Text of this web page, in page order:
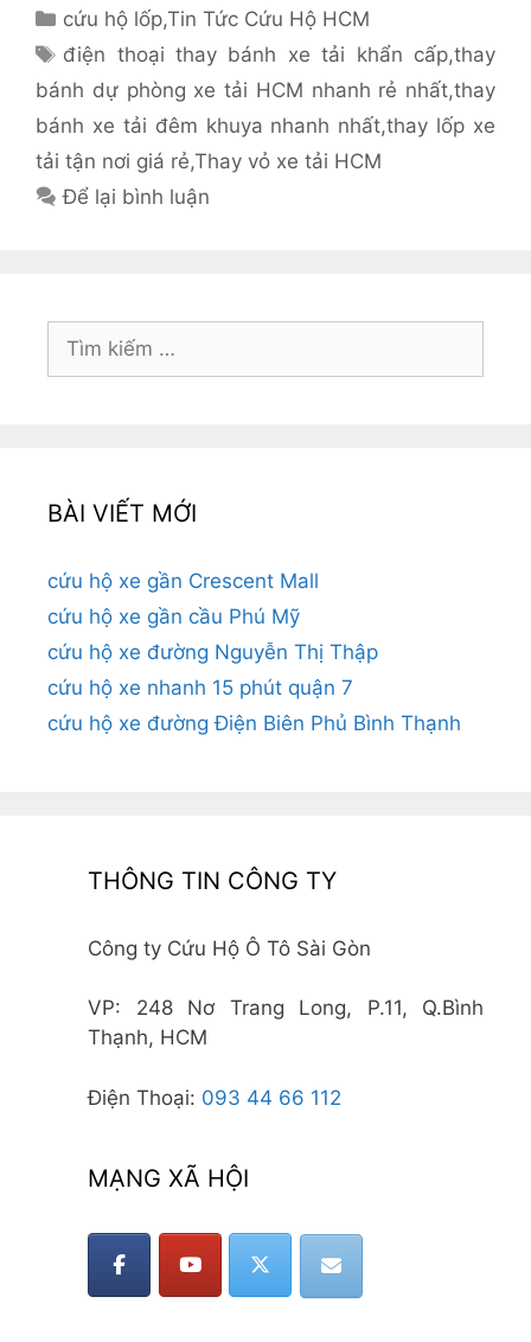
Danh
mục
cứu hộ lốp,Tin Tức Cứu Hộ HCM
Thẻ
điện thoại thay bánh xe tải khẩn cấp,thay
bánh dự phòng xe tải HCM nhanh rẻ nhất,thay
bánh xe tải đêm khuya nhanh nhất,thay lốp xe
tải tận nơi giá rẻ,Thay vỏ xe tải HCM
Để lại bình luận
Tìm
kiếm
BÀI VIẾT MỚI
cứu hộ xe gần Crescent Mall
cứu hộ xe gần cầu Phú Mỹ
cứu hộ xe đường Nguyễn Thị Thập
cứu hộ xe nhanh 15 phút quận 7
cứu hộ xe đường Điện Biên Phủ Bình Thạnh
THÔNG TIN CÔNG TY
Công ty Cứu Hộ Ô Tô Sài Gòn
VP: 248 Nơ Trang Long, P.11, Q.Bình
Thạnh, HCM
Điện Thoại: 093 44 66 112
MẠNG XÃ HỘI